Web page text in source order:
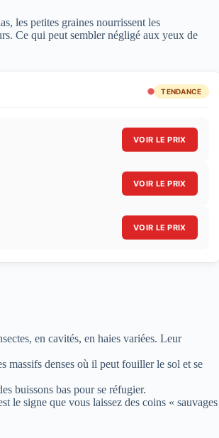
les petites graines nourrissent les
Ce qui peut sembler négligé aux yeux de
TENDANCE
VOIR LE PRIX
VOIR LE PRIX
VOIR LE PRIX
en cavités, en haies variées. Leur
massifs denses où il peut fouiller le sol et se
buissons bas pour se réfugier.
le signe que vous laissez des coins « sauvages